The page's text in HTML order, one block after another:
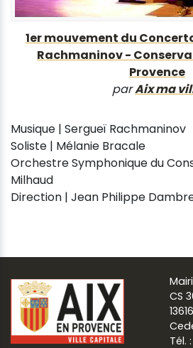
1er mouvement du
Rachmaninov -
Provence
parAix ma
Musique | Sergueï Rachmaninov
Soliste | Mélanie Bracale
Orchestre Symphonique du
Milhaud
Direction | Jean Philippe
CS
Tél.